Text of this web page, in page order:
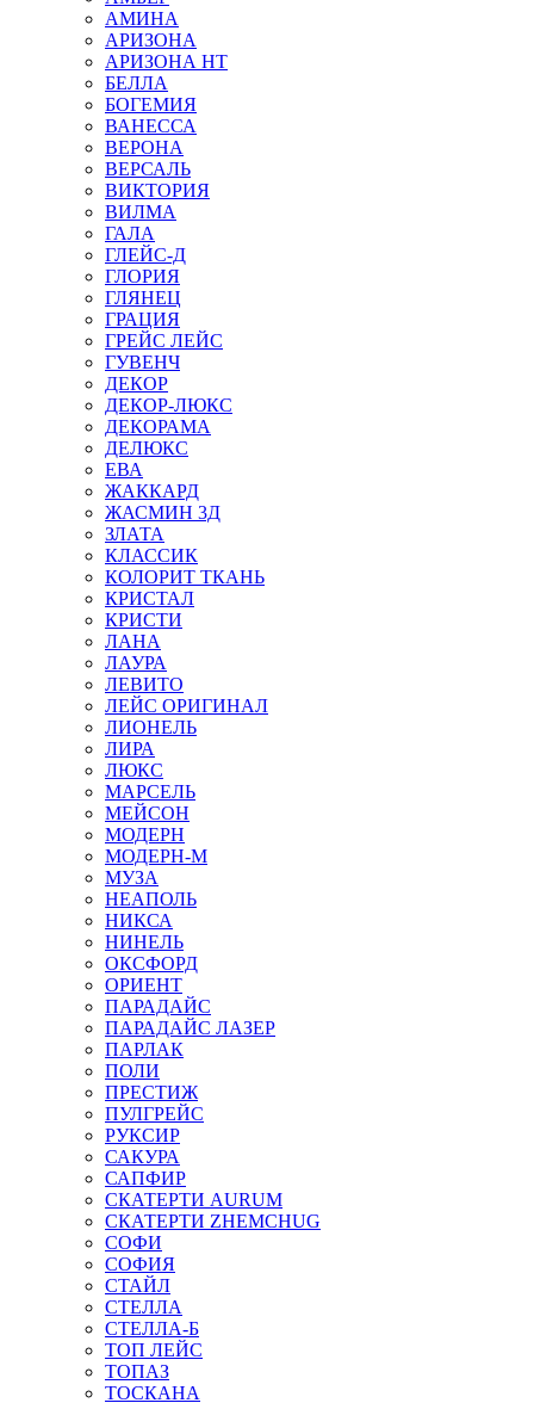
АМИНА
АРИЗОНА
АРИЗОНА НТ
БЕЛЛА
БОГЕМИЯ
ВАНЕССА
ВЕРОНА
ВЕРСАЛЬ
ВИКТОРИЯ
ВИЛМА
ГАЛА
ГЛЕЙС-Д
ГЛОРИЯ
ГЛЯНЕЦ
ГРАЦИЯ
ГРЕЙС ЛЕЙС
ГУВЕНЧ
ДЕКОР
ДЕКОР-ЛЮКС
ДЕКОРАМА
ДЕЛЮКС
ЕВА
ЖАККАРД
ЖАСМИН 3Д
ЗЛАТА
КЛАССИК
КОЛОРИТ ТКАНЬ
КРИСТАЛ
КРИСТИ
ЛАНА
ЛАУРА
ЛЕВИТО
ЛЕЙС ОРИГИНАЛ
ЛИОНЕЛЬ
ЛИРА
ЛЮКС
МАРСЕЛЬ
МЕЙСОН
МОДЕРН
МОДЕРН-М
МУЗА
НЕАПОЛЬ
НИКСА
НИНЕЛЬ
ОКСФОРД
ОРИЕНТ
ПАРАДАЙС
ПАРАДАЙС ЛАЗЕР
ПАРЛАК
ПОЛИ
ПРЕСТИЖ
ПУЛГРЕЙС
РУКСИР
САКУРА
САПФИР
СКАТЕРТИ AURUM
СКАТЕРТИ ZHEMCHUG
СОФИ
СОФИЯ
СТАЙЛ
СТЕЛЛА
СТЕЛЛА-Б
ТОП ЛЕЙС
ТОПАЗ
ТОСКАНА